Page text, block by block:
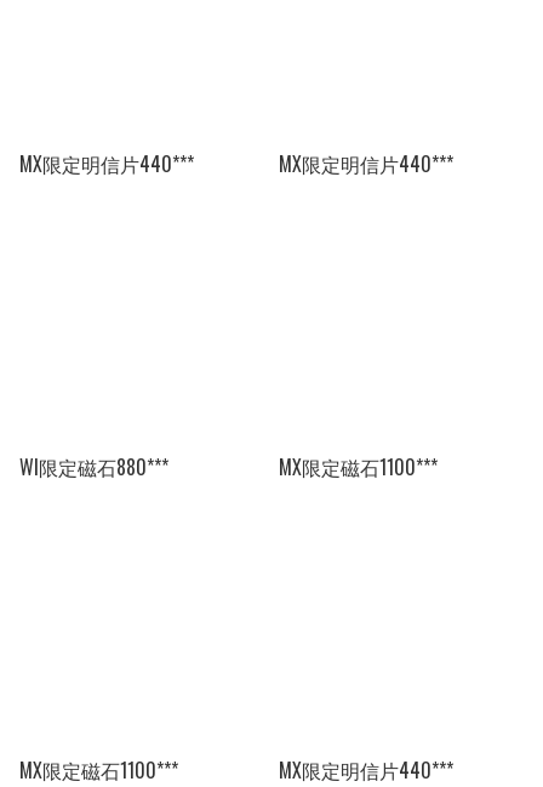
MX限定明信片440*** MX限定明信片440***
WI限定磁石880*** MX限定磁石1100***
MX限定磁石1100*** MX限定明信片440***